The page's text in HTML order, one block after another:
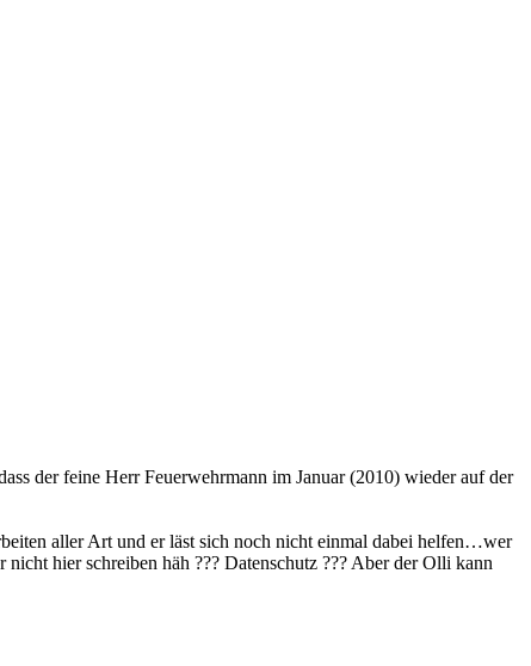
der feine Herr Feuerwehrmann im Januar (2010) wieder auf der
aller Art und er läst sich noch nicht einmal dabei helfen…wer
hier schreiben häh ??? Datenschutz ??? Aber der Olli kann